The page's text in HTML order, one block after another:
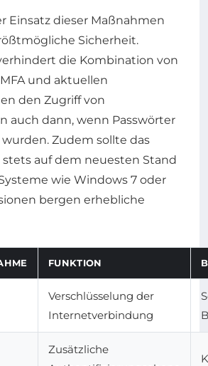
Einsatz dieser Maßnahmen
Sicherheit.
die Kombination von
und aktuellen
den Zugriff von
auch dann, wenn Passwörter
Zudem sollte das
auf dem neuesten Stand
wie Windows 7 oder
bergen erhebliche
FUNKTION
Verschlüsselung der
Internetverbindung
Zusätzliche